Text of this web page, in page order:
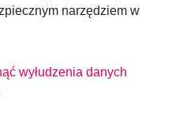
narzędziem w
wyłudzenia danych